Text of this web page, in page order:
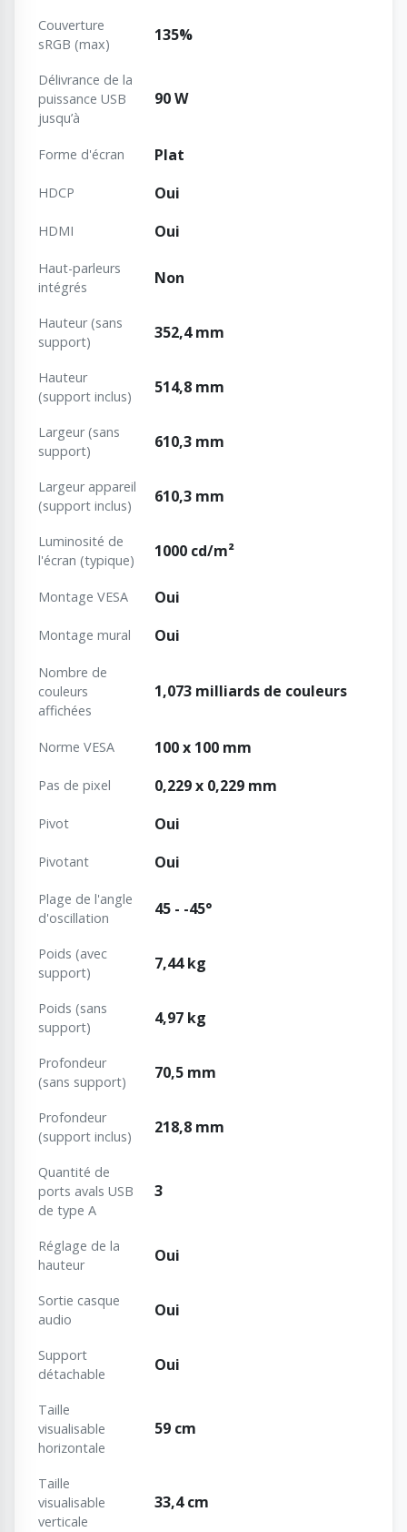
Couverture
sRGB (max)
135%
Délivrance de la
puissance USB
jusqu’à
90 W
Forme d'écran Plat
HDCP Oui
HDMI Oui
Haut-parleurs
intégrés
Non
Hauteur (sans
support)
352,4 mm
Hauteur
(support inclus)
514,8 mm
Largeur (sans
support)
610,3 mm
Largeur appareil
(support inclus)
610,3 mm
Luminosité de
l'écran (typique)
1000 cd/m²
Montage VESA Oui
Montage mural Oui
Nombre de
couleurs
affichées
1,073 milliards de couleurs
Norme VESA 100 x 100 mm
Pas de pixel 0,229 x 0,229 mm
Pivot Oui
Pivotant Oui
Plage de l'angle
d'oscillation
45 - -45°
Poids (avec
support)
7,44 kg
Poids (sans
support)
4,97 kg
Profondeur
(sans support)
70,5 mm
Profondeur
(support inclus)
218,8 mm
Quantité de
ports avals USB
de type A
3
Réglage de la
hauteur
Oui
Sortie casque
audio
Oui
Support
détachable
Oui
Taille
visualisable
horizontale
59 cm
Taille
visualisable
verticale
33,4 cm